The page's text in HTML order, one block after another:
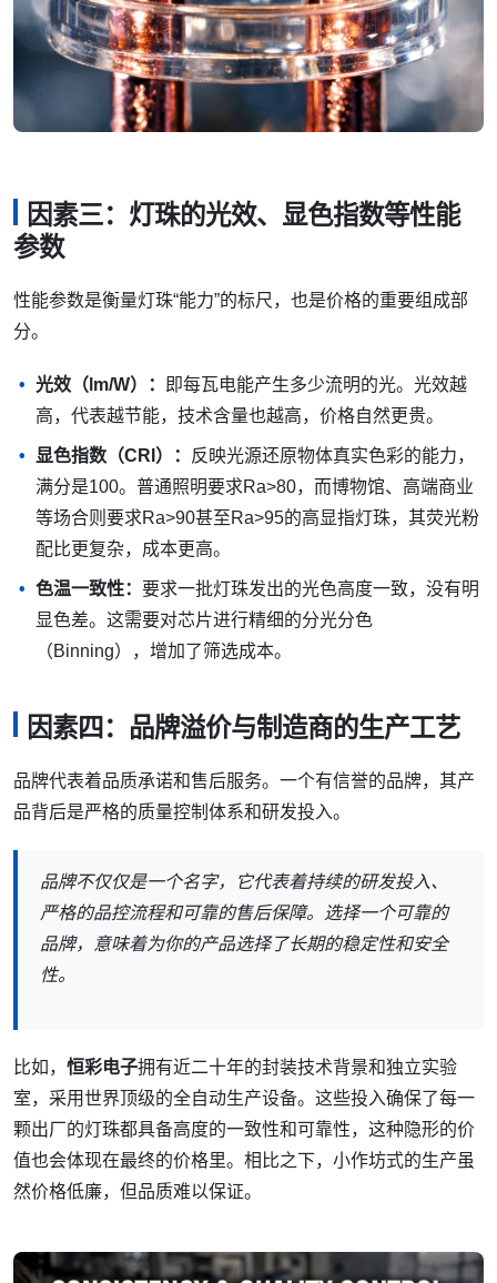
因素三：灯珠的光效、显色指数等性能
参数
性能参数是衡量灯珠“能力”的标尺，也是价格的重要组成部
分。
光效（lm/W）：
即每瓦电能产生多少流明的光。光效越
高，代表越节能，技术含量也越高，价格自然更贵。
显色指数（CRI）：
反映光源还原物体真实色彩的能力，
满分是100。普通照明要求Ra>80，而博物馆、高端商业
等场合则要求Ra>90甚至Ra>95的高显指灯珠，其荧光粉
配比更复杂，成本更高。
色温一致性： 要求一批灯珠发出的光色高度一致，没有明
显色差。这需要对芯片进行精细的分光分色
（Binning），增加了筛选成本。
因素四：品牌溢价与制造商的生产工艺
品牌代表着品质承诺和售后服务。一个有信誉的品牌，其产
品背后是严格的质量控制体系和研发投入。
品牌不仅仅是一个名字，它代表着持续的研发投入、
严格的品控流程和可靠的售后保障。选择一个可靠的
品牌，意味着为你的产品选择了长期的稳定性和安全
性。
比如， 恒彩电子拥有近二十年的封装技术背景和独立实验
室，采用世界顶级的全自动生产设备。这些投入确保了每一
颗出厂的灯珠都具备高度的一致性和可靠性，这种隐形的价
值也会体现在最终的价格里。相比之下，小作坊式的生产虽
然价格低廉，但品质难以保证。